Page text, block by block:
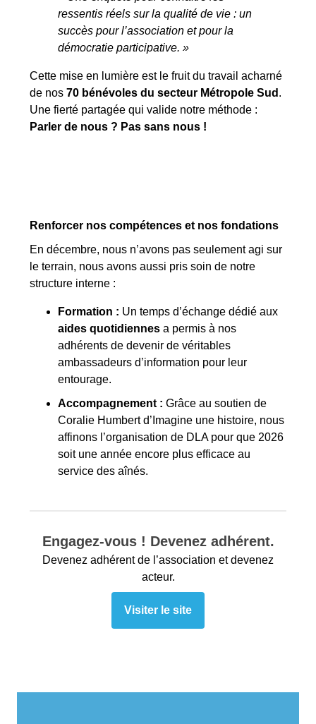
ressentis réels sur la qualité de vie : un
succès pour l’association et pour la
démocratie participative. »
Cette mise en lumière est le fruit du travail acharné
de nos 70 bénévoles du secteur Métropole Sud .
Une fierté partagée qui valide notre méthode :
Parler de nous ? Pas sans nous !
Renforcer nos compétences et nos fondations
En décembre, nous n’avons pas seulement agi sur
le terrain, nous avons aussi pris soin de notre
structure interne :
Formation : Un temps d’échange dédié aux
aides quotidiennes a permis à nos
adhérents de devenir de véritables
ambassadeurs d’information pour leur
entourage.
Accompagnement : Grâce au soutien de
Coralie Humbert d’Imagine une histoire, nous
affinons l’organisation de DLA pour que 2026
soit une année encore plus efficace au
service des aînés.
Engagez-vous ! Devenez adhérent.
Devenez adhérent de l’association et devenez
acteur.
Visiter le site